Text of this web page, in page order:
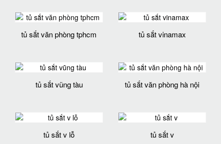
tủ sắt văn phòng tphcm tủ sắt vinamax
tủ sắt vũng tàu tủ sắt văn phòng hà nội
tủ sắt v lỗ tủ sắt v